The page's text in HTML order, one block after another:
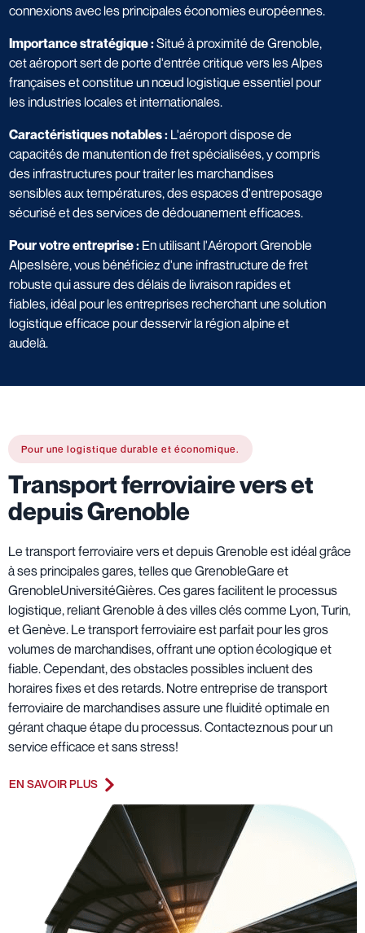
connexions avec les principales économies européennes.
Importance stratégique :Situé à proximité de Grenoble,
cet aéroport sert de porte d'entrée critique vers les Alpes
françaises et constitue un nœud logistique essentiel pour
les industries locales et internationales.
Caractéristiques notables : L'aéroport dispose de
capacités de manutention de fret spécialisées, y compris
des infrastructures pour traiter les marchandises
sensibles aux températures, des espaces d'entreposage
sécurisé et des services de dédouanement efficaces.
Pour votre entreprise : En utilisant l'Aéroport Grenoble
AlpesIsère, vous bénéficiez d'une infrastructure de fret
robuste qui assure des délais de livraison rapides et
fiables, idéal pour les entreprises recherchant une solution
logistique efficace pour desservir la région alpine et
audelà.
Pour une logistique durable et économique.
Transport ferroviaire vers et
depuis Grenoble
Le transport ferroviaire vers et depuis Grenoble est idéal grâce
à ses principales gares, telles que GrenobleGare et
GrenobleUniversitéGières. Ces gares facilitent le processus
logistique, reliant Grenoble à des villes clés comme Lyon, Turin,
et Genève. Le transport ferroviaire est parfait pour les gros
volumes de marchandises, offrant une option écologique et
fiable. Cependant, des obstacles possibles incluent des
horaires fixes et des retards. Notre entreprise de transport
ferroviaire de marchandises assure une fluidité optimale en
gérant chaque étape du processus. Contacteznous pour un
service efficace et sans stress!
EN SAVOIR PLUS